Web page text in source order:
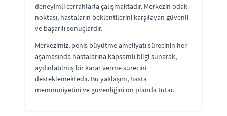
deneyimli cerrahlarla çalışmaktadır. Merkezin odak
noktası, hastaların beklentilerini karşılayan güvenli
ve başarılı sonuçlardır.
Merkezimiz, penis büyütme ameliyatı sürecinin her
aşamasında hastalarına kapsamlı bilgi sunarak,
aydınlatılmış bir karar verme sürecini
desteklemektedir. Bu yaklaşım, hasta
memnuniyetini ve güvenliğini ön planda tutar.